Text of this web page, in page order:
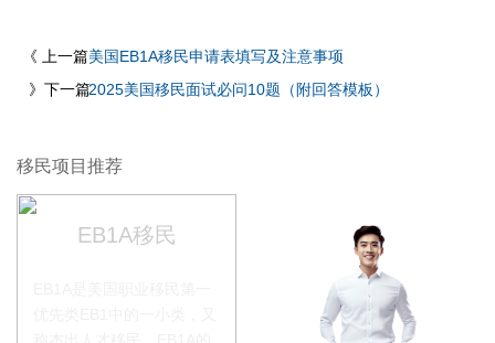
《 上一篇美国EB1A移民申请表填写及注意事项
》下一篇2025美国移民面试必问10题（附回答模板）
移民项目推荐
EB1A移民